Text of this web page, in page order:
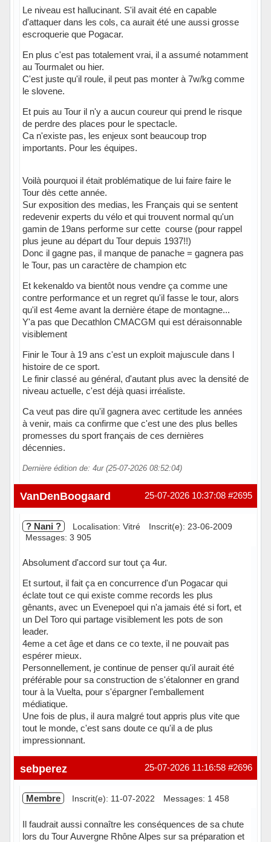
Le niveau est hallucinant. S'il avait été en capable
d'attaquer dans les cols, ca aurait été une aussi grosse
escroquerie que Pogacar.
En plus c'est pas totalement vrai, il a assumé notamment
au Tourmalet ou hier.
C'est juste qu'il roule, il peut pas monter à 7w/kg comme
le slovene.
Et puis au Tour il n'y a aucun coureur qui prend le risque
de perdre des places pour le spectacle.
Ca n'existe pas, les enjeux sont beaucoup trop
importants. Pour les équipes.
Voilà pourquoi il était problématique de lui faire faire le
Tour dès cette année.
Sur exposition des medias, les Français qui se sentent
redevenir experts du vélo et qui trouvent normal qu'un
gamin de 19ans performe sur cette course (pour rappel
plus jeune au départ du Tour depuis 1937!!)
Donc il gagne pas, il manque de panache = gagnera pas
le Tour, pas un caractère de champion etc
Et kekenaldo va bientôt nous vendre ça comme une
contre performance et un regret qu'il fasse le tour, alors
qu'il est 4eme avant la dernière étape de montagne...
Y'a pas que Decathlon CMACGM qui est déraisonnable
visiblement
Finir le Tour à 19 ans c'est un exploit majuscule dans l
histoire de ce sport.
Le finir classé au général, d'autant plus avec la densité de
niveau actuelle, c'est déjà quasi irréaliste.
Ca veut pas dire qu'il gagnera avec certitude les années
à venir, mais ca confirme que c'est une des plus belles
promesses du sport français de ces dernières
décennies.
Dernière édition de: 4ur (25-07-2026 08:52:04)
Hors ligne #2695
25-07-2026 10:37:08
VanDenBoogaard
? Nani ? Localisation: Vitré
Inscrit(e): 23-06-2009
Messages: 3 905
Absolument d'accord sur tout ça 4ur.
Et surtout, il fait ça en concurrence d'un Pogacar qui
éclate tout ce qui existe comme records les plus
gênants, avec un Evenepoel qui n'a jamais été si fort, et
un Del Toro qui partage visiblement les pots de son
leader.
4eme a cet âge et dans ce co texte, il ne pouvait pas
espérer mieux.
Personnellement, je continue de penser qu'il aurait été
préférable pour sa construction de s'étalonner en grand
tour à la Vuelta, pour s'épargner l'emballement
médiatique.
Une fois de plus, il aura malgré tout appris plus vite que
tout le monde, c'est sans doute ce qu'il a de plus
impressionnant.
En ligne #2696
25-07-2026 11:16:58
sebperez
Membre Inscrit(e): 11-07-2022 Messages: 1 458
Il faudrait aussi connaître les conséquences de sa chute
lors du Tour Auvergne Rhône Alpes sur sa préparation et